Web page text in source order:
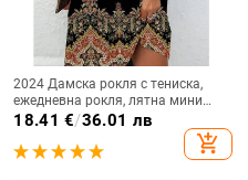
2024 Дамска рокля с тениска,
ежедневна рокля, лятна мини
рокля с флорален принт и V-
18.41 €/36.01 лв
add_shopping_cart